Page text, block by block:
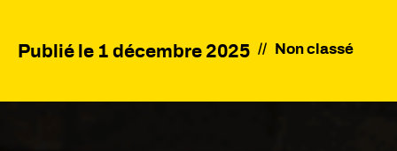
Publié le 1 décembre 2025 // Non classé